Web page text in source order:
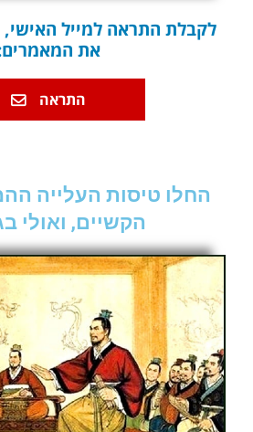
לקבלת התראה למייל האישי,
את
התראה
החלו טיסות העלייה
הקשיים, ואולי